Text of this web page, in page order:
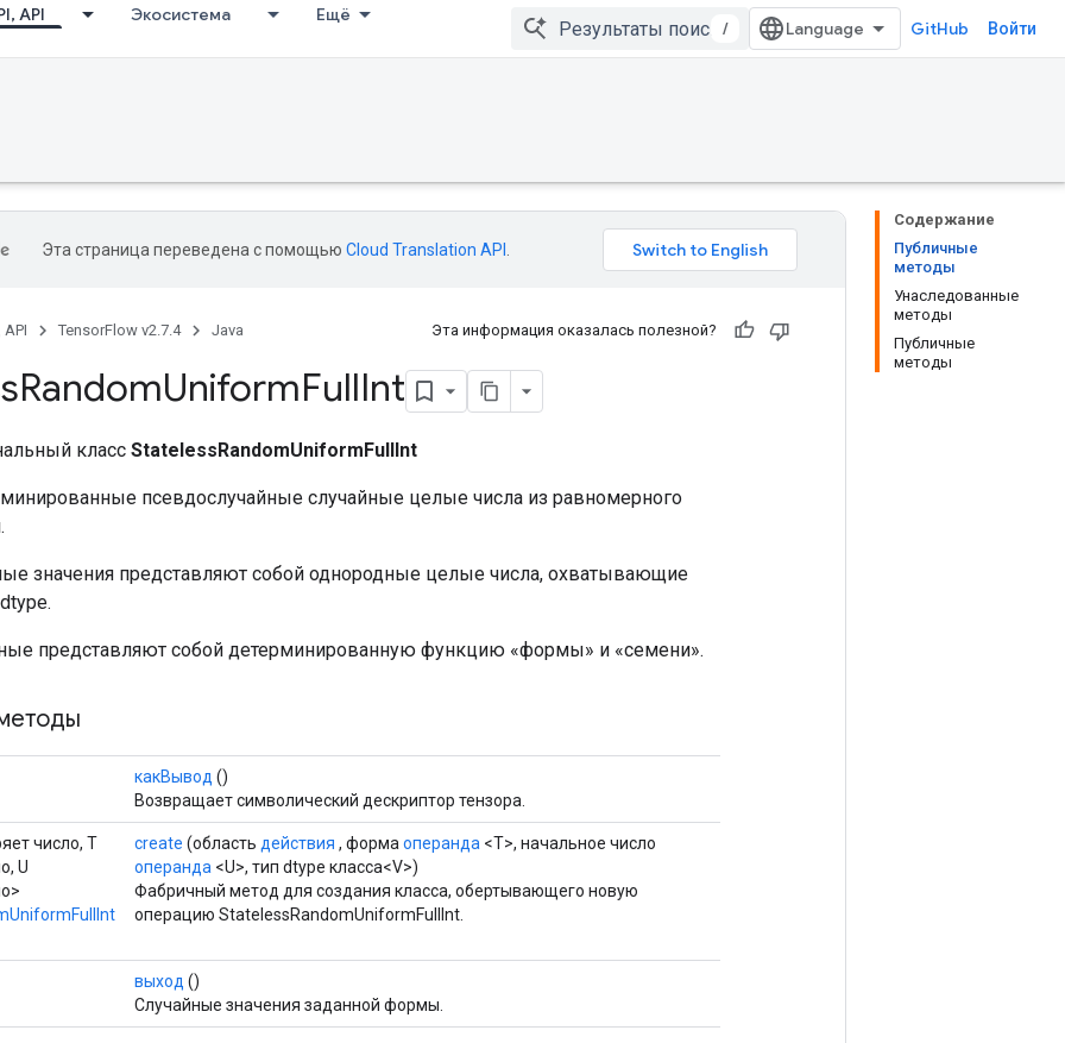
API Экосистема Ещё
/ GitHub Войти
Содержание
Публичные
методы
Унаследованные
методы
Публичные
методы
Эта страница переведена с помощью Cloud Translation API
API TensorFlow v2.7.4 Java Эта информация оказалась полезной?
RandomUniformFullInt
класс StatelessRandomUniformFullInt
псевдослучайные случайные целые числа из равномерного
значения представляют собой однородные целые числа, охватывающие
представляют собой детерминированную функцию «формы» и «семени».
какВывод ()
Возвращает символический дескриптор тензора.
число, T
U
create (область действия , форма операнда <T>, начальное число
операнда <U>, тип dtype класса<V>)
Фабричный метод для создания класса, обертывающего новую
операцию StatelessRandomUniformFullInt.
выход ()
Случайные значения заданной формы.